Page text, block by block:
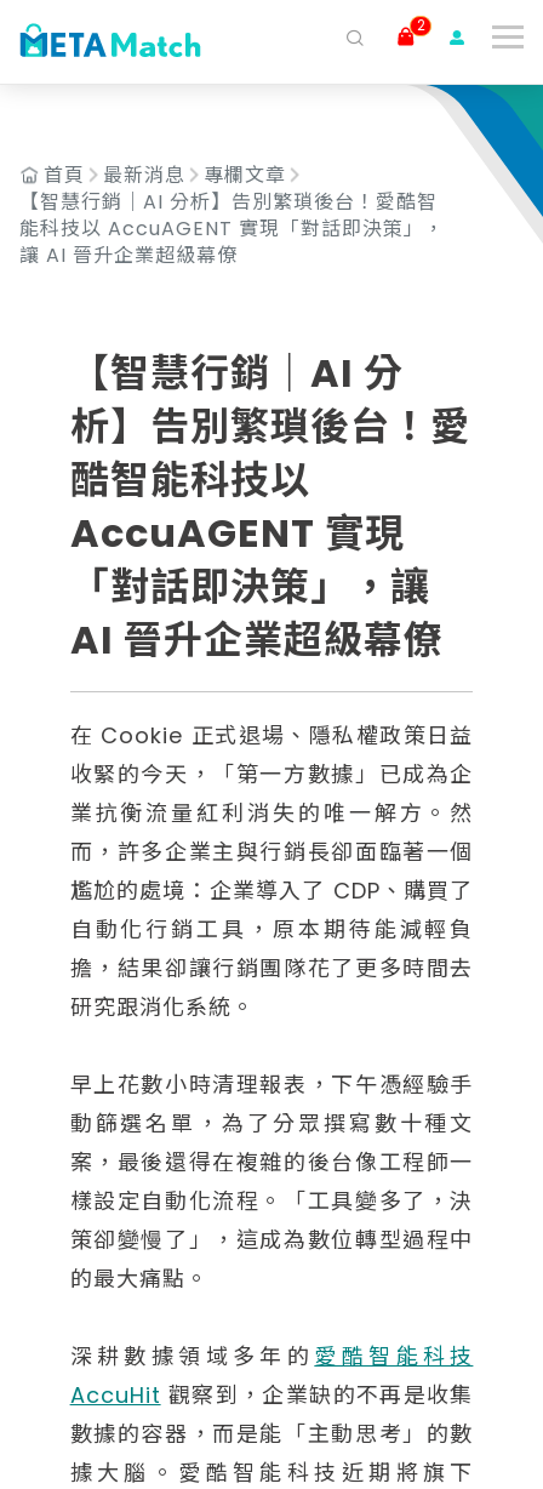
2
首頁 最新消息
專欄文章
【智慧行銷｜AI 分析】告別繁瑣後台！愛酷智
能科技以 AccuAGENT 實現「對話即決策」，
讓 AI 晉升企業超級幕僚
【智慧行銷｜AI 分
析】告別繁瑣後台！愛
酷智能科技以
AccuAGENT 實現
「對話即決策」，讓
AI 晉升企業超級幕僚
在 Cookie 正式退場、隱私權政策日益
收緊的今天，「第一方數據」已成為企
業抗衡流量紅利消失的唯一解方。然
而，許多企業主與行銷長卻面臨著一個
尷尬的處境：企業導入了 CDP、購買了
自動化行銷工具，原本期待能減輕負
擔，結果卻讓行銷團隊花了更多時間去
研究跟消化系統。
早上花數小時清理報表，下午憑經驗手
動篩選名單，為了分眾撰寫數十種文
案，最後還得在複雜的後台像工程師一
樣設定自動化流程。「工具變多了，決
策卻變慢了」，這成為數位轉型過程中
的最大痛點。
深耕數據領域多年的 愛酷智能科技
AccuHit 觀察到，企業缺的不再是收集
數據的容器，而是能「主動思考」的數
據大腦。愛酷智能科技近期將旗下